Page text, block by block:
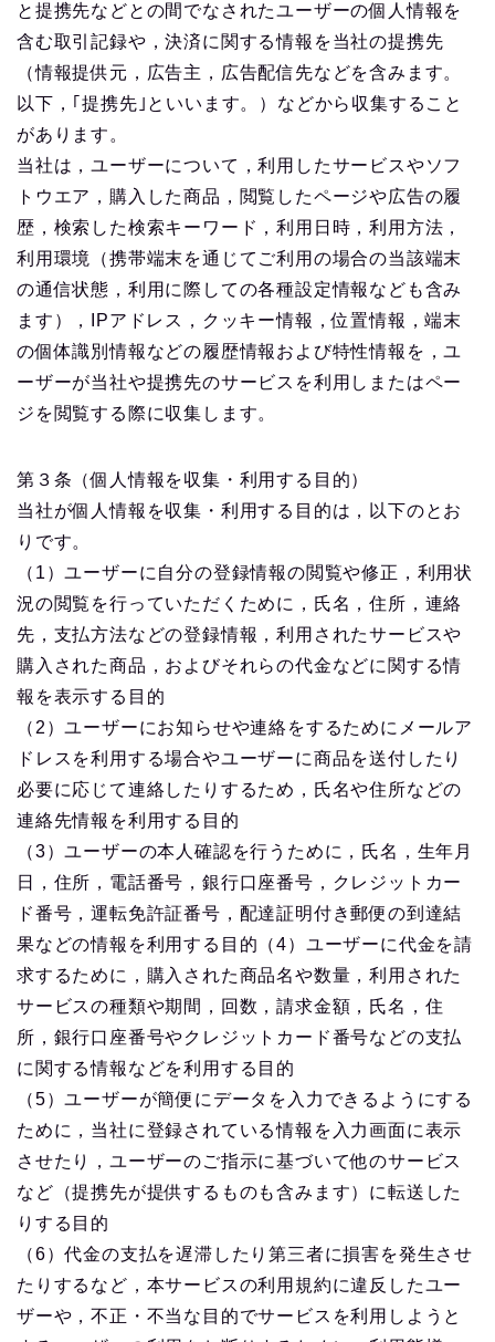
と提携先などとの間でなされたユーザーの個人情報を
含む取引記録や，決済に関する情報を当社の提携先
（情報提供元，広告主，広告配信先などを含みます。
以下，｢提携先｣といいます。）などから収集すること
があります。
当社は，ユーザーについて，利用したサービスやソフ
トウエア，購入した商品，閲覧したページや広告の履
歴，検索した検索キーワード，利用日時，利用方法，
利用環境（携帯端末を通じてご利用の場合の当該端末
の通信状態，利用に際しての各種設定情報なども含み
ます），IPアドレス，クッキー情報，位置情報，端末
の個体識別情報などの履歴情報および特性情報を，ユ
ーザーが当社や提携先のサービスを利用しまたはペー
ジを閲覧する際に収集します。
第３条（個人情報を収集・利用する目的）
当社が個人情報を収集・利用する目的は，以下のとお
りです。
（1）ユーザーに自分の登録情報の閲覧や修正，利用状
況の閲覧を行っていただくために，氏名，住所，連絡
先，支払方法などの登録情報，利用されたサービスや
購入された商品，およびそれらの代金などに関する情
報を表示する目的
（2）ユーザーにお知らせや連絡をするためにメールア
ドレスを利用する場合やユーザーに商品を送付したり
必要に応じて連絡したりするため，氏名や住所などの
連絡先情報を利用する目的
（3）ユーザーの本人確認を行うために，氏名，生年月
日，住所，電話番号，銀行口座番号，クレジットカー
ド番号，運転免許証番号，配達証明付き郵便の到達結
果などの情報を利用する目的（4）ユーザーに代金を請
求するために，購入された商品名や数量，利用された
サービスの種類や期間，回数，請求金額，氏名，住
所，銀行口座番号やクレジットカード番号などの支払
に関する情報などを利用する目的
（5）ユーザーが簡便にデータを入力できるようにする
ために，当社に登録されている情報を入力画面に表示
させたり，ユーザーのご指示に基づいて他のサービス
など（提携先が提供するものも含みます）に転送した
りする目的
（6）代金の支払を遅滞したり第三者に損害を発生させ
たりするなど，本サービスの利用規約に違反したユー
ザーや，不正・不当な目的でサービスを利用しようと